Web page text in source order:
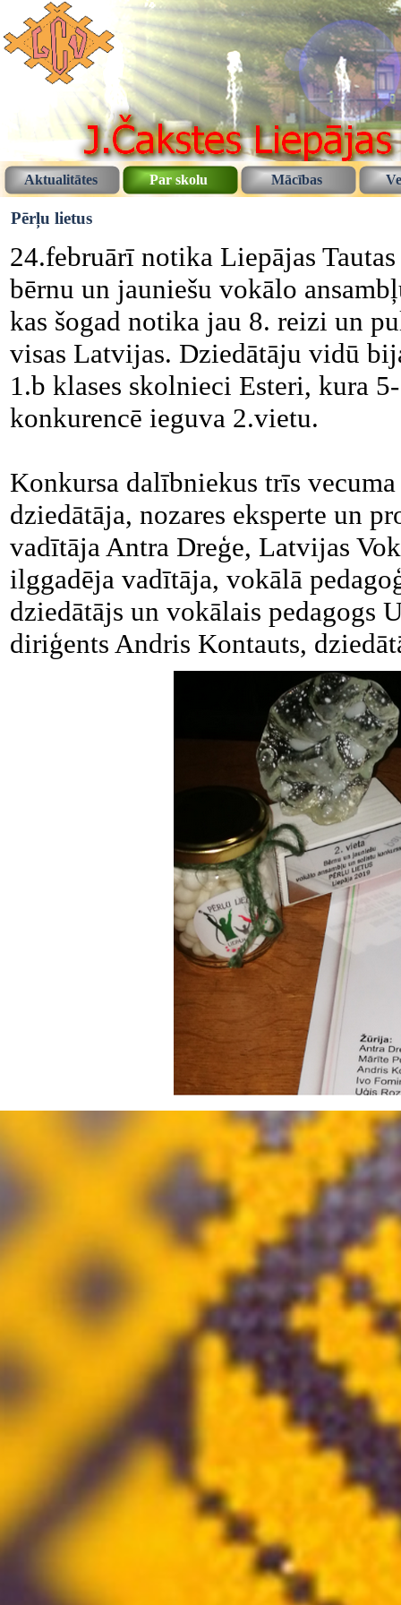
Aktualitātes Par skolu Mācības
Pērļu lietus
24.februārī notika Liepājas
bērnu un jauniešu vokālo
kas šogad notika jau 8. reizi un
visas Latvijas. Dziedātāju vidū
1.b klases skolnieci Esteri, kura
konkurencē ieguva 2.vietu.
Konkursa dalībniekus trīs
dziedātāja, nozares eksperte un
vadītāja Antra Dreģe, Latvijas
ilggadēja vadītāja, vokālā
dziedātājs un vokālais pedagogs
diriģents Andris Kontauts,